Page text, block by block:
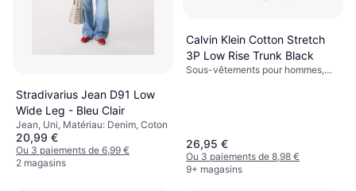
Stradivarius Jean D91 Low
Wide Leg - Bleu Clair
Jean, Uni, Matériau: Denim, Coton
20,99 €
Ou 3 paiements de 6,99 €
2 magasins
Calvin Klein Cotton Stretch
3P Low Rise Trunk Black
Sous-vêtements pour hommes,
26,95 €
Ou 3 paiements de 8,98 €
9+ magasins